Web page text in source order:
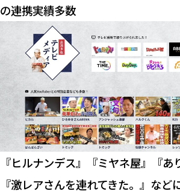
の連携実績多数
『ヒルナンデス』『ミヤネ屋』『あ
『激レアさんを連れてきた。』など